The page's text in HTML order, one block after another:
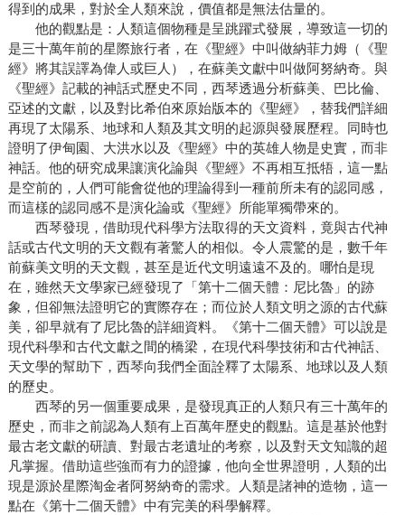
得到的成果，對於全人類來說，價值都是無法估量的。
他的觀點是：人類這個物種是呈跳躍式發展，導致這一切的
是三十萬年前的星際旅行者，在《聖經》中叫做納菲力姆（《聖
經》將其誤譯為偉人或巨人），在蘇美文獻中叫做阿努納奇。與
《聖經》記載的神話式歷史不同，西琴透過分析蘇美、巴比倫、
亞述的文獻，以及對比希伯來原始版本的《聖經》，替我們詳細
再現了太陽系、地球和人類及其文明的起源與發展歷程。同時也
證明了伊甸園、大洪水以及《聖經》中的英雄人物是史實，而非
神話。他的研究成果讓演化論與《聖經》不再相互抵牾，這一點
是空前的，人們可能會從他的理論得到一種前所未有的認同感，
而這樣的認同感不是演化論或《聖經》所能單獨帶來的。
西琴發現，借助現代科學方法取得的天文資料，竟與古代神
話或古代文明的天文觀有著驚人的相似。令人震驚的是，數千年
前蘇美文明的天文觀，甚至是近代文明遠遠不及的。哪怕是現
在，雖然天文學家已經發現了「第十二個天體：尼比魯」的跡
象，但卻無法證明它的實際存在；而位於人類文明之源的古代蘇
美，卻早就有了尼比魯的詳細資料。《第十二個天體》可以說是
現代科學和古代文獻之間的橋梁，在現代科學技術和古代神話、
天文學的幫助下，西琴向我們全面詮釋了太陽系、地球以及人類
的歷史。
西琴的另一個重要成果，是發現真正的人類只有三十萬年的
歷史，而非之前認為人類有上百萬年歷史的觀點。這是基於他對
最古老文獻的研讀、對最古老遺址的考察，以及對天文知識的超
凡掌握。借助這些強而有力的證據，他向全世界證明，人類的出
現是源於星際淘金者阿努納奇的需求。人類是諸神的造物，這一
點在《第十二個天體》中有完美的科學解釋。